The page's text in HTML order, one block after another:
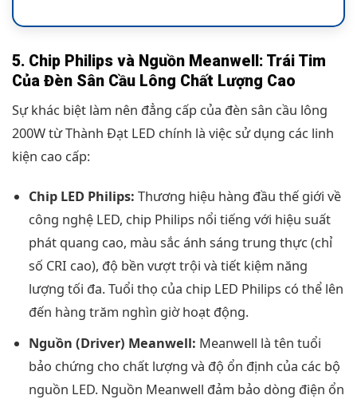
5. Chip Philips và Nguồn Meanwell: Trái Tim
Của Đèn Sân Cầu Lông Chất Lượng Cao
Sự khác biệt làm nên đẳng cấp của đèn sân cầu lông
200W từ Thành Đạt LED chính là việc sử dụng các linh
kiện cao cấp:
Chip LED Philips: Thương hiệu hàng đầu thế giới về
công nghệ LED, chip Philips nổi tiếng với hiệu suất
phát quang cao, màu sắc ánh sáng trung thực (chỉ
số CRI cao), độ bền vượt trội và tiết kiệm năng
lượng tối đa. Tuổi thọ của chip LED Philips có thể lên
đến hàng trăm nghìn giờ hoạt động.
Nguồn (Driver) Meanwell: Meanwell là tên tuổi
bảo chứng cho chất lượng và độ ổn định của các bộ
nguồn LED. Nguồn Meanwell đảm bảo dòng điện ổn